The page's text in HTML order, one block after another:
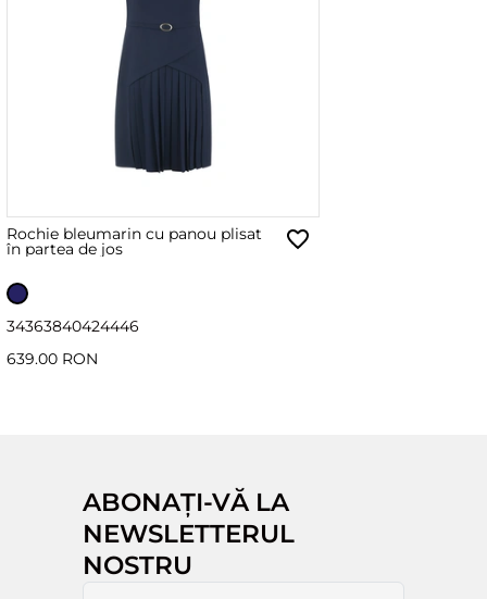
Rochie bleumarin cu panou plisat
în partea de jos
34363840424446
639.00 RON
ABONAȚI-VĂ LA
NEWSLETTERUL
NOSTRU